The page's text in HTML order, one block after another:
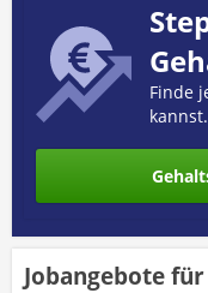
Finde
kannst.
Jobangebote